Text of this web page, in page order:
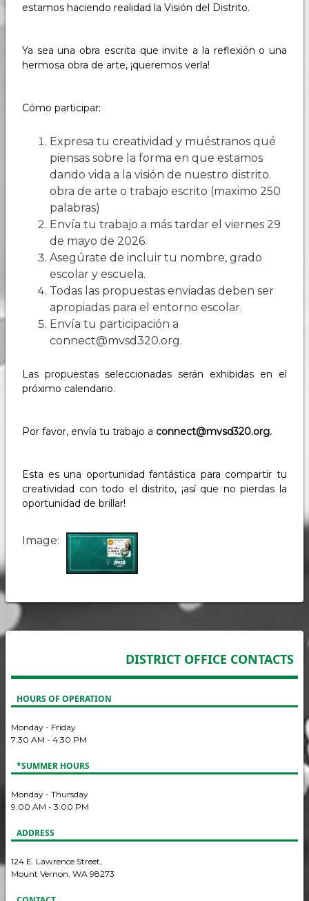
estamos haciendo realidad la Visión del Distrito.
Ya sea una obra escrita que invite a la reflexión o una
hermosa obra de arte, ¡queremos verla!
Cómo participar:
Expresa tu creatividad y muéstranos qué
piensas sobre la forma en que estamos
dando vida a la visión de nuestro distrito.
obra de arte o trabajo escrito (maximo 250
palabras)
Envía tu trabajo a más tardar el viernes 29
de mayo de 2026.
Asegúrate de incluir tu nombre, grado
escolar y escuela.
Todas las propuestas enviadas deben ser
apropiadas para el entorno escolar.
Envía tu participación a
connect@mvsd320.org.
Las propuestas seleccionadas serán exhibidas en el
próximo calendario.
Por favor, envía tu trabajo a connect@mvsd320.org.
Esta es una oportunidad fantástica para compartir tu
creatividad con todo el distrito, ¡así que no pierdas la
oportunidad de brillar!
Image
DISTRICT OFFICE CONTACTS
HOURS OF OPERATION
Monday - Friday
7:30 AM - 4:30 PM
*SUMMER HOURS
Monday - Thursday
9:00 AM - 3:00 PM
ADDRESS
124 E. Lawrence Street,
Mount Vernon, WA 98273